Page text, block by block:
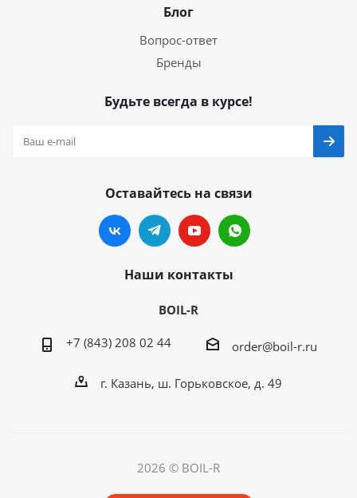
Блог
Вопрос-ответ
Бренды
Будьте всегда в курсе!
Оставайтесь на связи
Наши контакты
BOIL-R
+7 (843) 208 02 44 order@boil-r.ru
г. Казань, ш. Горьковское, д. 49
2026 © BOIL-R